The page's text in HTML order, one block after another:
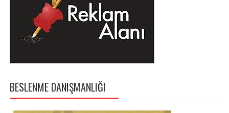
BESLENME DANIŞMANLIĞI